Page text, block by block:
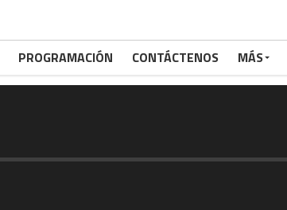
PROGRAMACIÓN CONTÁCTENOS MÁS